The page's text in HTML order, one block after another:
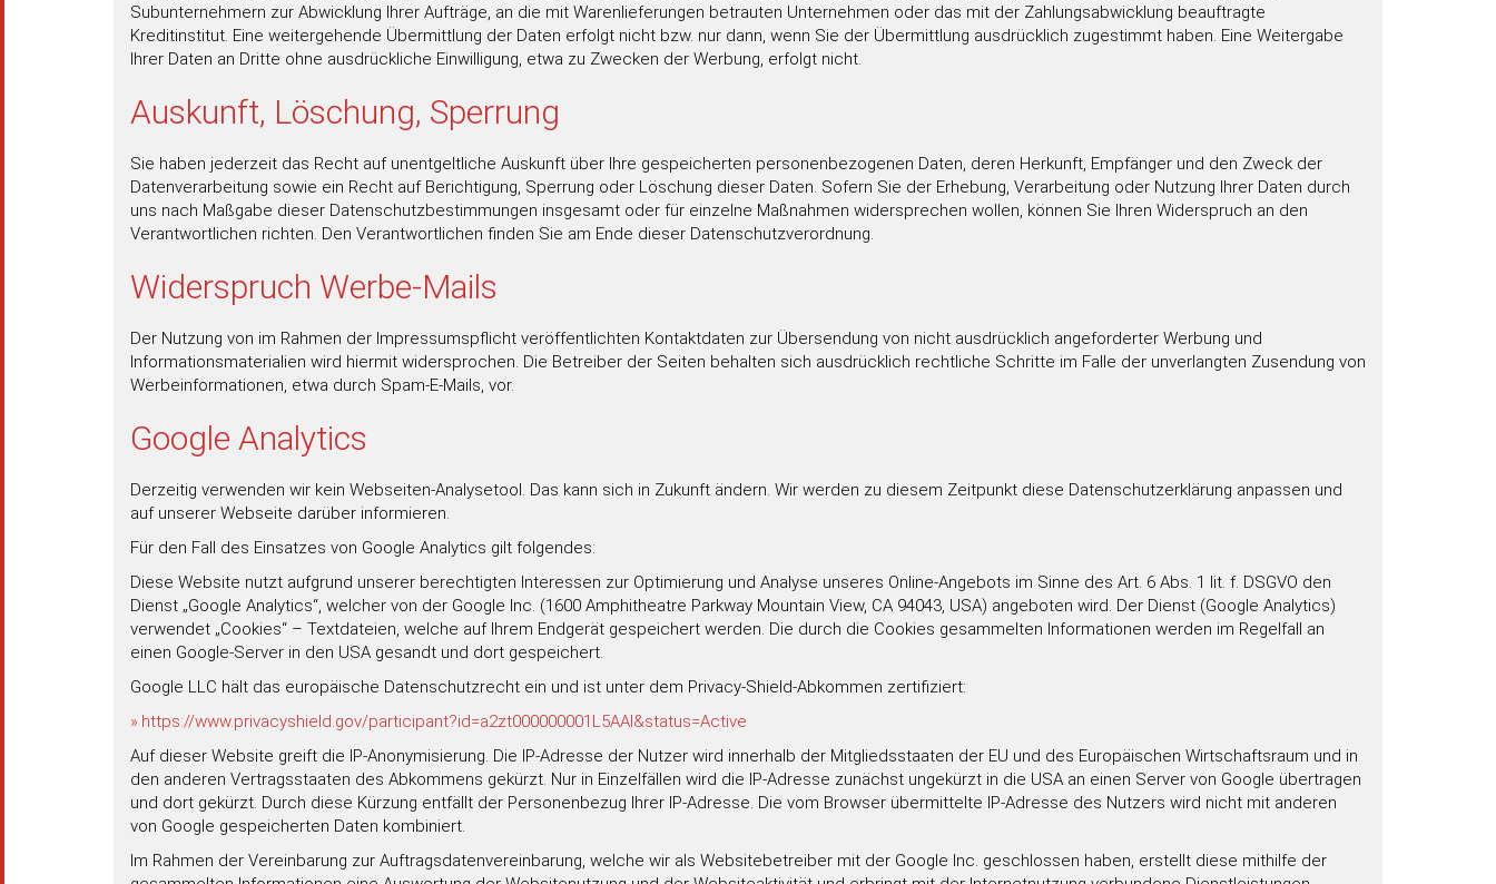
Subunternehmern zur Abwicklung Ihrer Aufträge, an die mit Warenlieferungen betrauten Unternehmen oder das mit der Zahlungsabwicklung beauftragte
Kreditinstitut. Eine weitergehende Übermittlung der Daten erfolgt nicht bzw. nur dann, wenn Sie der Übermittlung ausdrücklich zugestimmt haben. Eine Weitergabe
Ihrer Daten an Dritte ohne ausdrückliche Einwilligung, etwa zu Zwecken der Werbung, erfolgt nicht.
Auskunft, Löschung, Sperrung
Sie haben jederzeit das Recht auf unentgeltliche Auskunft über Ihre gespeicherten personenbezogenen Daten, deren Herkunft, Empfänger und den Zweck der
Datenverarbeitung sowie ein Recht auf Berichtigung, Sperrung oder Löschung dieser Daten. Sofern Sie der Erhebung, Verarbeitung oder Nutzung Ihrer Daten durch
uns nach Maßgabe dieser Datenschutzbestimmungen insgesamt oder für einzelne Maßnahmen widersprechen wollen, können Sie Ihren Widerspruch an den
Verantwortlichen richten. Den Verantwortlichen finden Sie am Ende dieser Datenschutzverordnung.
Widerspruch Werbe-Mails
Der Nutzung von im Rahmen der Impressumspflicht veröffentlichten Kontaktdaten zur Übersendung von nicht ausdrücklich angeforderter Werbung und
Informationsmaterialien wird hiermit widersprochen. Die Betreiber der Seiten behalten sich ausdrücklich rechtliche Schritte im Falle der unverlangten Zusendung von
Werbeinformationen, etwa durch Spam-E-Mails, vor.
Google Analytics
Derzeitig verwenden wir kein Webseiten-Analysetool. Das kann sich in Zukunft ändern. Wir werden zu diesem Zeitpunkt diese Datenschutzerklärung anpassen und
auf unserer Webseite darüber informieren.
Für den Fall des Einsatzes von Google Analytics gilt folgendes:
Diese Website nutzt aufgrund unserer berechtigten Interessen zur Optimierung und Analyse unseres Online-Angebots im Sinne des Art. 6 Abs. 1 lit. f. DSGVO den
Dienst „Google Analytics“, welcher von der Google Inc. (1600 Amphitheatre Parkway Mountain View, CA 94043, USA) angeboten wird. Der Dienst (Google Analytics)
verwendet „Cookies“ – Textdateien, welche auf Ihrem Endgerät gespeichert werden. Die durch die Cookies gesammelten Informationen werden im Regelfall an
einen Google-Server in den USA gesandt und dort gespeichert.
Google LLC hält das europäische Datenschutzrecht ein und ist unter dem Privacy-Shield-Abkommen zertifiziert:
https://www.privacyshield.gov/participant?id=a2zt000000001L5AAI&status=Active
Auf dieser Website greift die IP-Anonymisierung. Die IP-Adresse der Nutzer wird innerhalb der Mitgliedsstaaten der EU und des Europäischen Wirtschaftsraum und in
den anderen Vertragsstaaten des Abkommens gekürzt. Nur in Einzelfällen wird die IP-Adresse zunächst ungekürzt in die USA an einen Server von Google übertragen
und dort gekürzt. Durch diese Kürzung entfällt der Personenbezug Ihrer IP-Adresse. Die vom Browser übermittelte IP-Adresse des Nutzers wird nicht mit anderen
von Google gespeicherten Daten kombiniert.
Im Rahmen der Vereinbarung zur Auftragsdatenvereinbarung, welche wir als Websitebetreiber mit der Google Inc. geschlossen haben, erstellt diese mithilfe der